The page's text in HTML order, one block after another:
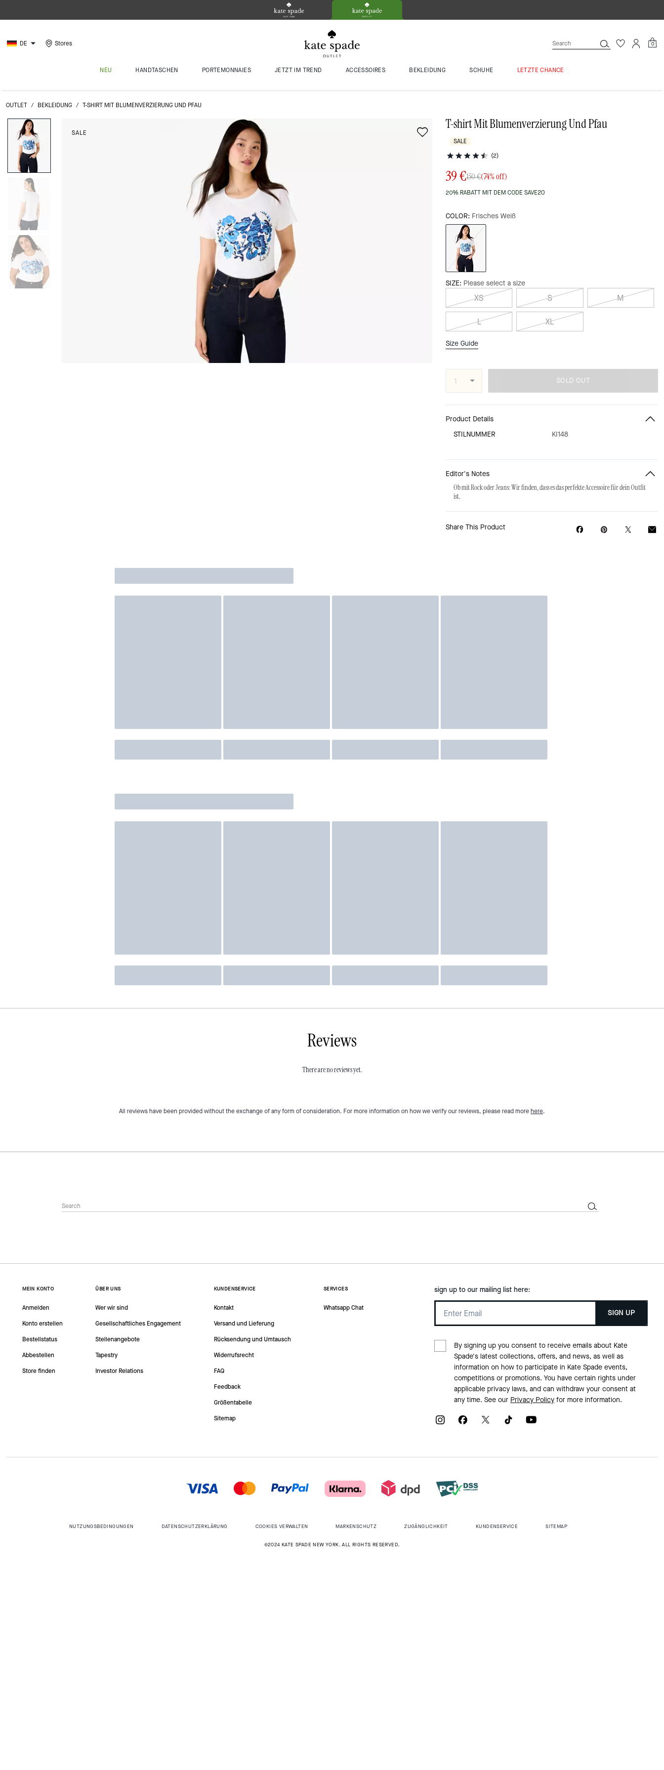
DE Stores 0
NEU HANDTASCHEN PORTEMONNAIES JETZT IM TREND ACCESSOIRES BEKLEIDUNG SCHUHE LETZTE CHANCE
OUTLET / BEKLEIDUNG / T-SHIRT MIT BLUMENVERZIERUNG UND PFAU
SALE
T-shirt Mit Blumenverzierung Und Pfau
SALE
(2)
39 €150 €(74% off)
20% RABATT MIT DEM CODE SAVE20
COLOR: Frisches Weiß
SIZE: Please select a size
XS S M
L XL
Size Guide
SOLD OUT
Product Details
STILNUMMER
KI148
Editor's Notes
Ob mit Rock oder Jeans: Wir finden, dass es das perfekte Accessoire für dein Outfit
ist.
Share This Product
Reviews
There are no reviews yet.
All reviews have been provided without the exchange of any form of consideration. For more information on how we verify our reviews, please read morehere.
MEIN KONTO
Anmelden
Konto erstellen
Bestellstatus
Abbestellen
Store finden
ÜBER UNS
Wer wir sind
Gesellschaftliches Engagement
Stellenangebote
Tapestry
Investor Relations
KUNDENSERVICE
Kontakt
Versand und Lieferung
Rücksendung und Umtausch
Widerrufsrecht
FAQ
Feedback
Größentabelle
Sitemap
SERVICES
Whatsapp Chat
sign up to our mailing list here:
SIGN UP
By signing up you consent to receive emails about Kate
Spade's latest collections, offers, and news, as well as
information on how to participate in Kate Spade events,
competitions or promotions. You have certain rights under
applicable privacy laws, and can withdraw your consent at
any time. See our Privacy Policyfor more information.
NUTZUNGSBEDINGUNGEN DATENSCHUTZERKLÄRUNG COOKIES VERWALTEN MARKENSCHUTZ ZUGÄNGLICHKEIT KUNDENSERVICE SITEMAP
©2024 KATE SPADE NEW YORK. ALL RIGHTS RESERVED.